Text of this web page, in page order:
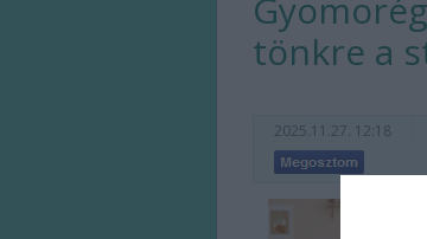
tönkre a
2025.11.27. 12:18